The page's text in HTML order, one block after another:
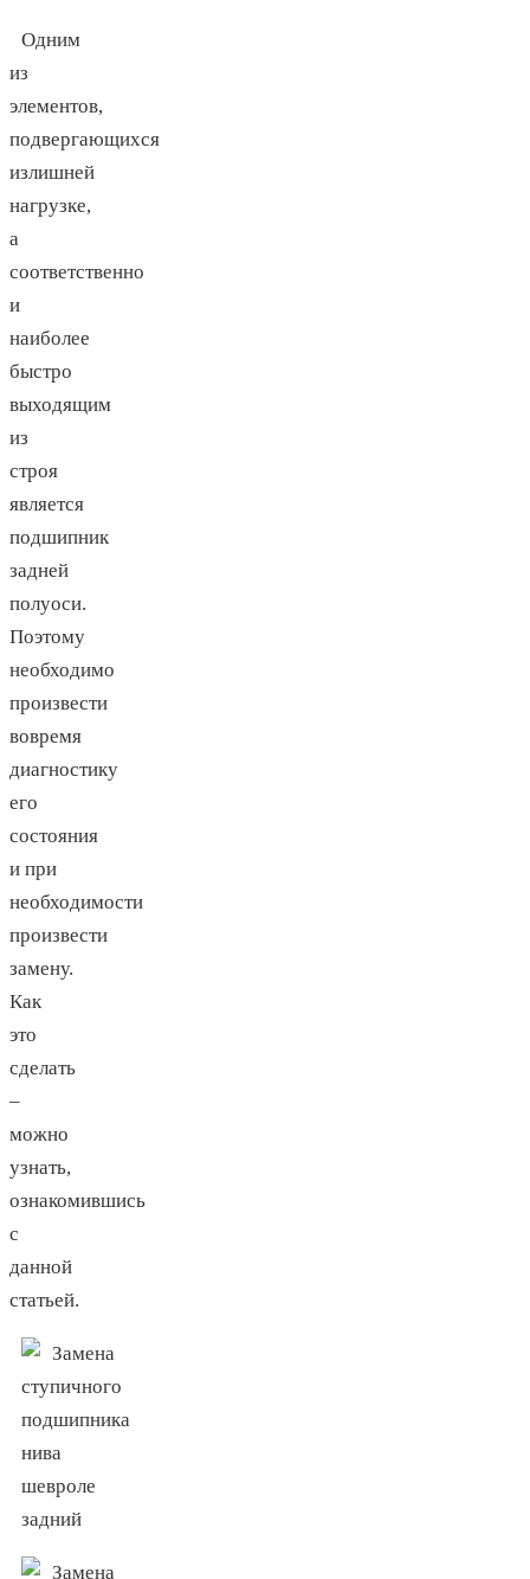
Одним
из
элементов,
подвергающихся
излишней
нагрузке,
а
соответственно
и
наиболее
быстро
выходящим
из
строя
является
подшипник
задней
полуоси.
Поэтому
необходимо
произвести
вовремя
диагностику
его
состояния
и при
необходимости
произвести
замену.
Как
это
сделать
–
можно
узнать,
ознакомившись
с
данной
статьей.